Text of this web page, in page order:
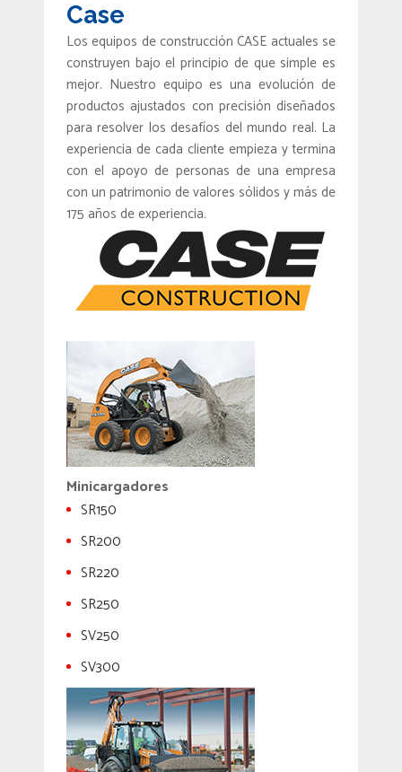
Case
Los equipos de construcción CASE actuales se
construyen bajo el principio de que simple es
mejor. Nuestro equipo es una evolución de
productos ajustados con precisión diseñados
para resolver los desafíos del mundo real. La
experiencia de cada cliente empieza y termina
con el apoyo de personas de una empresa
con un patrimonio de valores sólidos y más de
175 años de experiencia.
Minicargadores
SR150
SR200
SR220
SR250
SV250
SV300